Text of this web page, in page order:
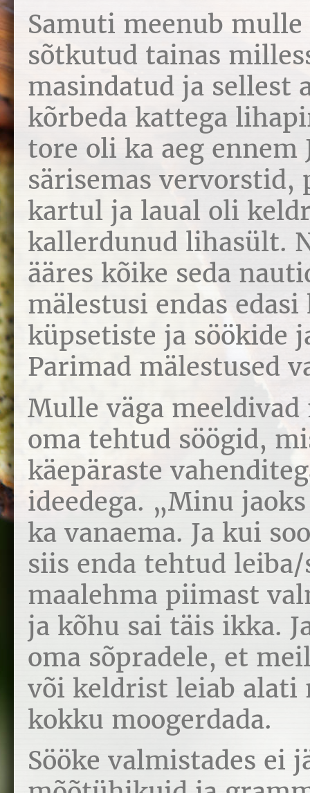
Samuti meenub
sõtkutud tainas
masindatud ja sellest
kõrbeda kattega
tore oli ka aeg ennem
särisemas vervorstid,
kartul ja laual oli
kallerdunud lihasült.
ääres kõike seda
mälestusi endas
küpsetiste ja söökide
Parimad mälestused
Mulle väga meeldivad
oma tehtud söögid,
käepäraste
ideedega. „Minu
ka vanaema. Ja kui
siis enda tehtud
maalehma piimast
ja kõhu sai täis ikka.
oma sõpradele, et
või keldrist leiab
kokku moogerdada.
Sööke valmistades ei